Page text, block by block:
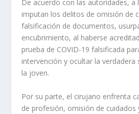
De acuerdo con las autoridades, a
imputan los delitos de omisión de
falsificación de documentos,
encubrimiento, al haberse
prueba de COVID-19 falsificada
intervención y ocultar la verdadera
la joven.
Por su parte, el cirujano enfrenta
de profesión, omisión de cuidados